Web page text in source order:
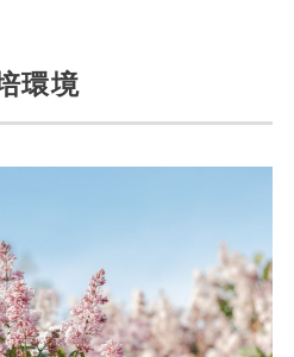
環境